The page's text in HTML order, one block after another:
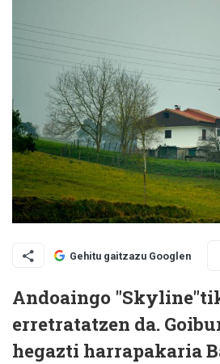
Gehitu gaitzazu Googlen
Andoaingo
erretratatzen da.
hegazti harrapakaria